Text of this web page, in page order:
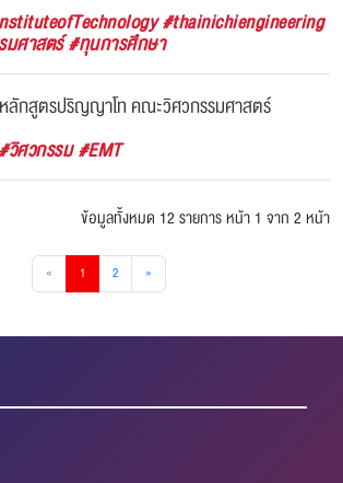
#thainichiengineering
ศาสตร์ #ทุนการศึกษา
ลักสูตรปริญญาโท คณะวิศวกรรมศาสตร์
ศวกรรม #EMT
ข้อมูลทั้งหมด 12 รายการหน้า 1 จาก 2 หน้า
« 1 2 »